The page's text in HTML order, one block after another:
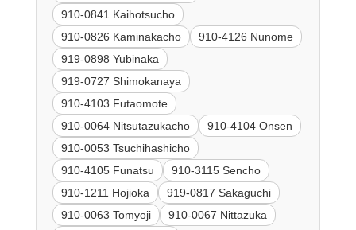
910-0841 Kaihotsucho
910-0826 Kaminakacho
910-4126 Nunome
919-0898 Yubinaka
919-0727 Shimokanaya
910-4103 Futaomote
910-0064 Nitsutazukacho
910-4104 Onsen
910-0053 Tsuchihashicho
910-4105 Funatsu
910-3115 Sencho
910-1211 Hojioka
919-0817 Sakaguchi
910-0063 Tomyoji
910-0067 Nittazuka